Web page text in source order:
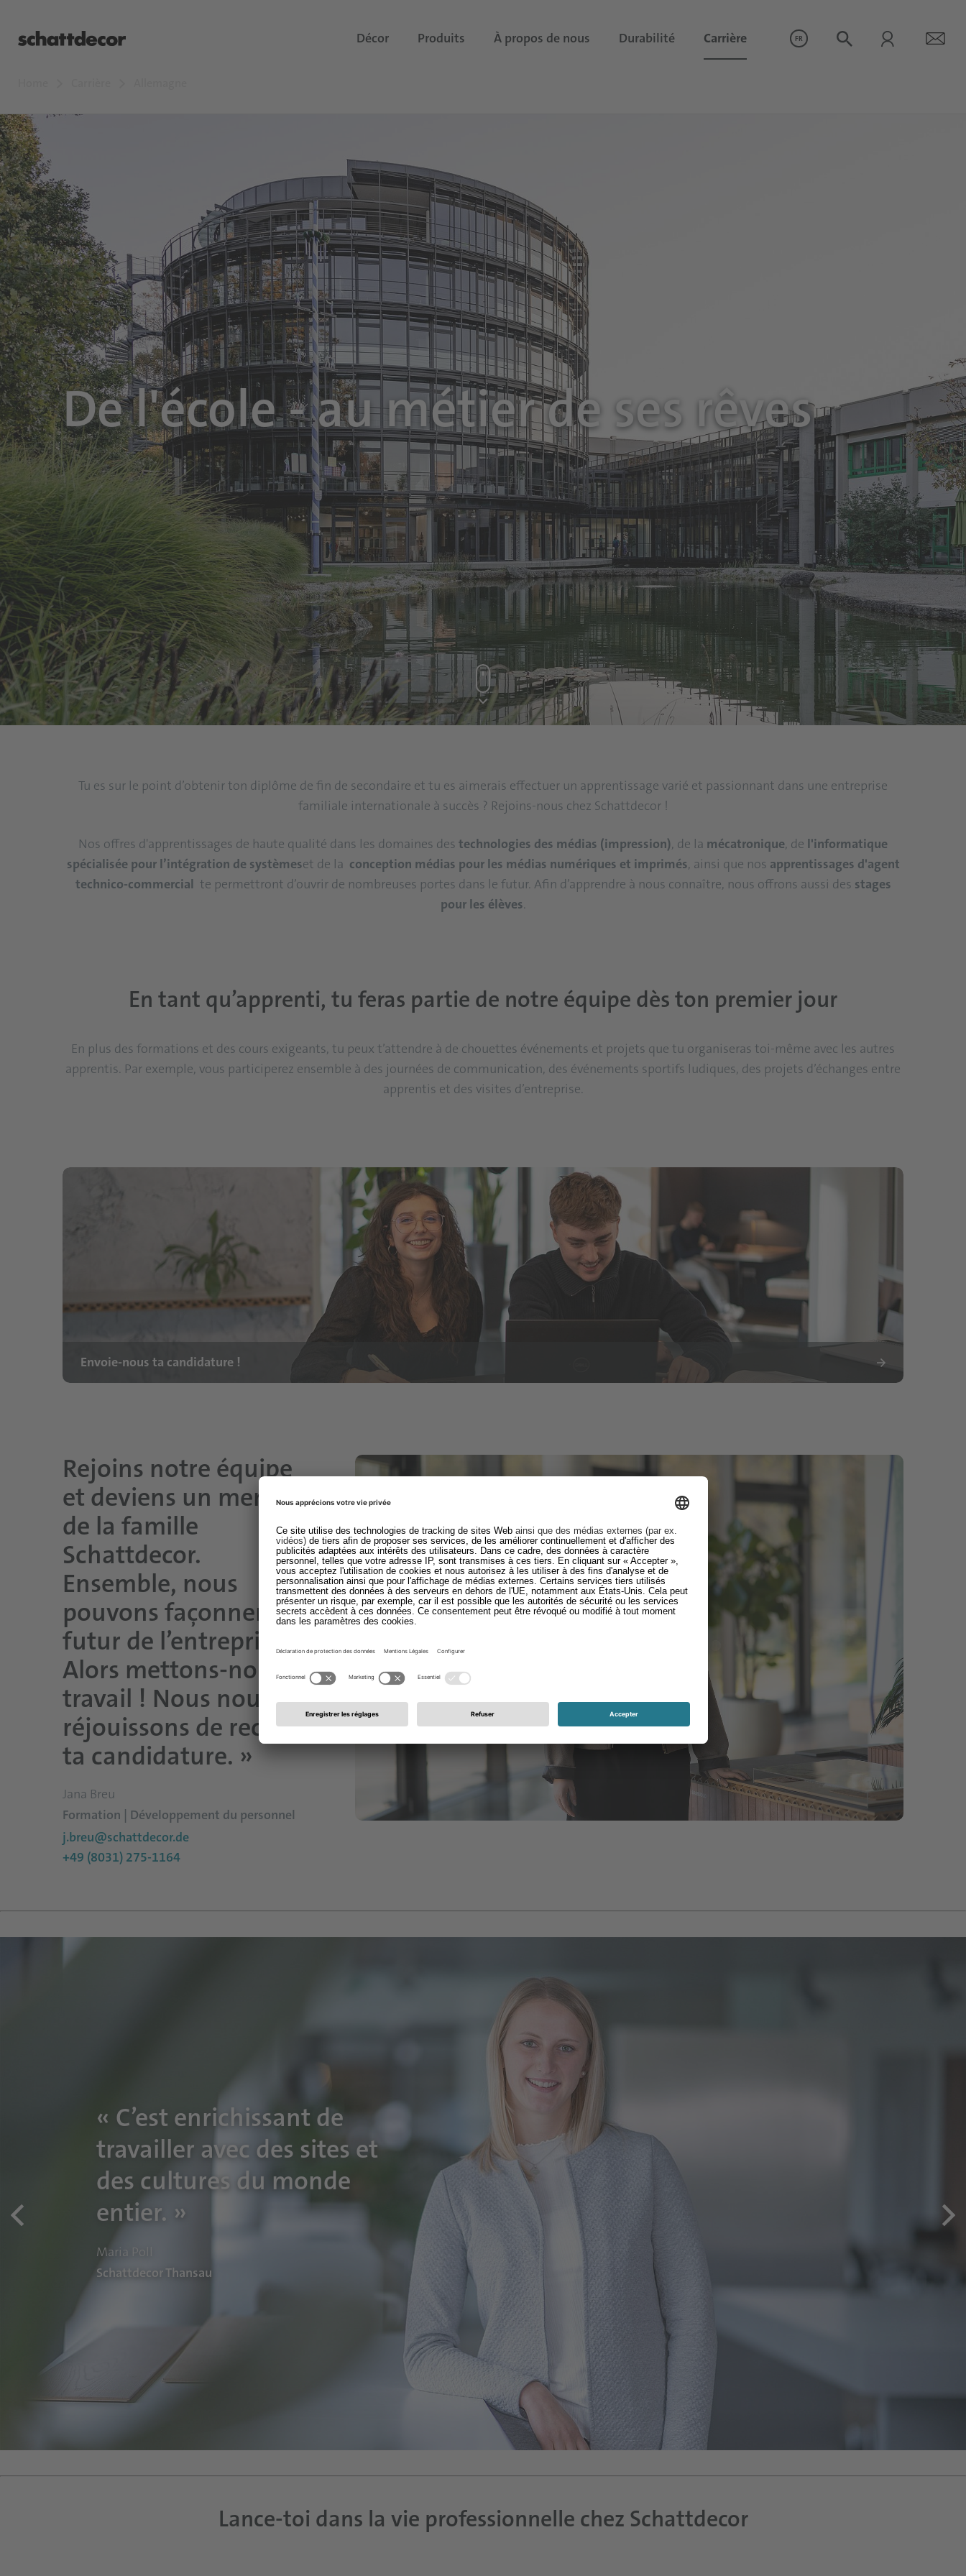
Décor Produits À propos de nous Durabilité Carrière FR
De l'école - au métier de ses rêves
Tu es sur le point d’obtenir ton diplôme de fin de secondaire et tu es aimerais effectuer un apprentissage varié et passionnant dans une entreprise
familiale internationale à succès ? Rejoins-nous chez Schattdecor !
Nos offres d'apprentissages de haute qualité dans les domaines des technologies des médias (impression), de la mécatronique, de l'informatique
spécialisée pour l’intégration de systèmeset de la conception médias pour les médias numériques et imprimés, ainsi que nos apprentissages d'agent
technico-commercial te permettront d’ouvrir de nombreuses portes dans le futur. Afin d’apprendre à nous connaître, nous offrons aussi des stages
pour les élèves.
En tant qu’apprenti, tu feras partie de notre équipe dès ton premier jour
En plus des formations et des cours exigeants, tu peux t’attendre à de chouettes événements et projets que tu organiseras toi-même avec les autres
apprentis. Par exemple, vous participerez ensemble à des journées de communication, des événements sportifs ludiques, des projets d’échanges entre
apprentis et des visites d’entreprise.
Envoie-nous ta candidature !
Rejoins notre équipe
et deviens un membre
de la famille
Schattdecor.
Ensemble, nous
pouvons façonner le
futur de l’entreprise.
Alors mettons-nous au
travail ! Nous nous
réjouissons de recevoir
ta candidature. »
Jana Breu
Formation | Développement du personnel
j.breu@schattdecor.de
+49 (8031) 275-1164
« C’est enrichissant de
travailler avec des sites et
des cultures du monde
entier. »
Maria Poll
Schattdecor Thansau
Lance-toi dans la vie professionnelle chez Schattdecor